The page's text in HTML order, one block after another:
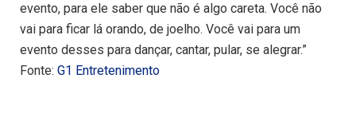
evento, para ele saber que não é algo careta. Você não
vai para ficar lá orando, de joelho. Você vai para um
evento desses para dançar, cantar, pular, se alegrar.”
Fonte: G1 Entretenimento